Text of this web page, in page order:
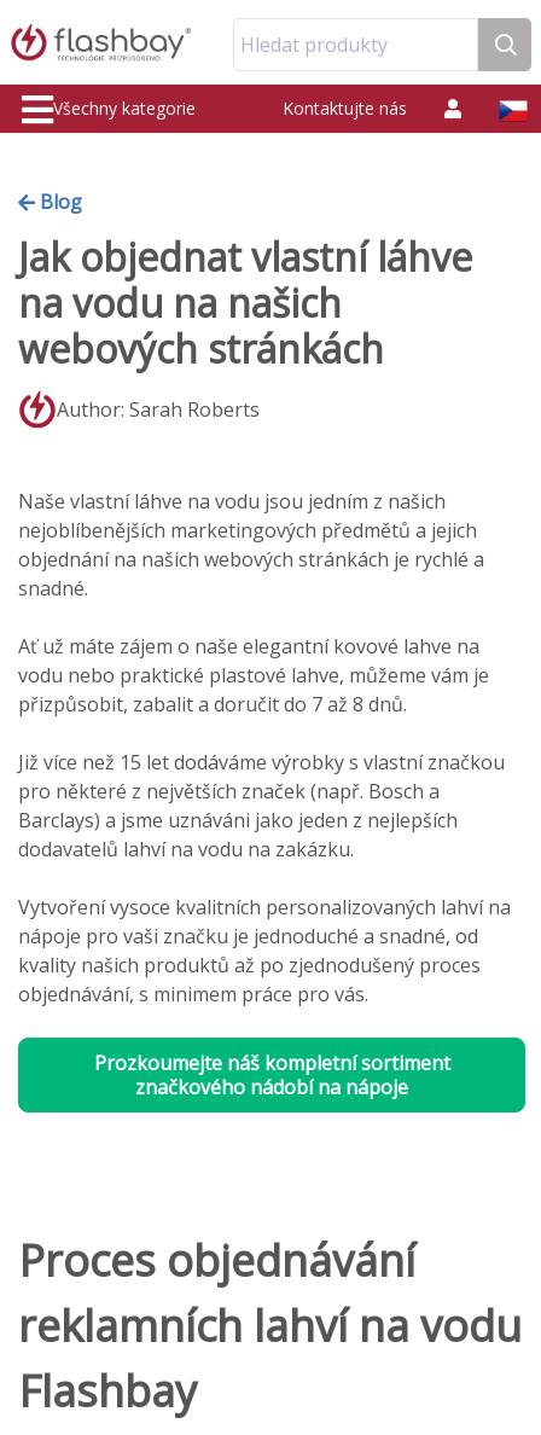
Hledat produkty
Všechny kategorie Kontaktujte nás
Blog
Jak objednat vlastní láhve
na vodu na našich
webových stránkách
Author: Sarah Roberts
Naše vlastní láhve na vodu jsou jedním z našich
nejoblíbenějších marketingových předmětů a jejich
objednání na našich webových stránkách je rychlé a
snadné.
Ať už máte zájem o naše elegantní kovové lahve na
vodu nebo praktické plastové lahve, můžeme vám je
přizpůsobit, zabalit a doručit do 7 až 8 dnů.
Již více než 15 let dodáváme výrobky s vlastní značkou
pro některé z největších značek (např. Bosch a
Barclays) a jsme uznáváni jako jeden z nejlepších
dodavatelů lahví na vodu na zakázku.
Vytvoření vysoce kvalitních personalizovaných lahví na
nápoje pro vaši značku je jednoduché a snadné, od
kvality našich produktů až po zjednodušený proces
objednávání, s minimem práce pro vás.
Prozkoumejte náš kompletní sortiment
značkového nádobí na nápoje
Proces objednávání
reklamních lahví na vodu
Flashbay